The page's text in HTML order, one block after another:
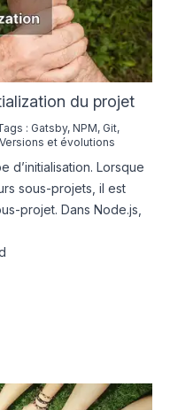
du projet
: Gatsby, NPM, Git,
Versions et évolutions
d’initialisation. Lorsque
sous-projets, il est
projet. Dans Node.js,